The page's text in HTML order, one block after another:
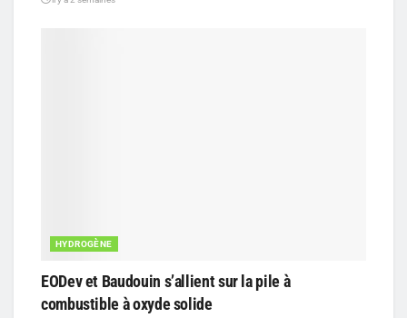
HYDROGÈNE
EODev et Baudouin s’allient sur la pile à
combustible à oxyde solide